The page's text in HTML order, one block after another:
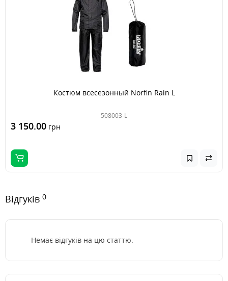
Костюм всесезонный Norfin Rain L
508003-L
3 150.00 грн
Відгуків 0
Немає відгуків на цю статтю.